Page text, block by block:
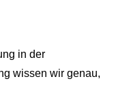
in der
wissen wir genau,